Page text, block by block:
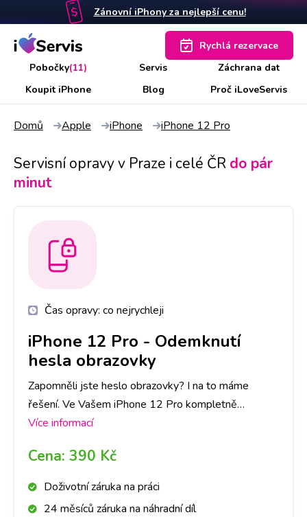
Zánovní iPhony za nejlepší cenu!
Pobočky(11) Servis
Záchrana dat
Koupit iPhone
Blog Proč iLoveServis
Rychlá rezervace
Domů Apple iPhone iPhone 12 Pro
Servisní opravy v Praze i celé ČR do pár
minut
Čas opravy: co nejrychleji
iPhone 12 Pro - Odemknutí
hesla obrazovky
Zapomněli jste heslo obrazovky? I na to máme
řešení. Ve Vašem iPhone 12 Pro kompletně
přehrajeme software a telefon bude jako nový!
telefonu. Vzhledem k tomu, že heslo obrazovky
slouží jako ochrana všech dat, se při přehrání SW
data automaticky smažou.
Více informací
Cena: 390 Kč
Doživotní záruka na práci
24 měsíců záruka na náhradní díl